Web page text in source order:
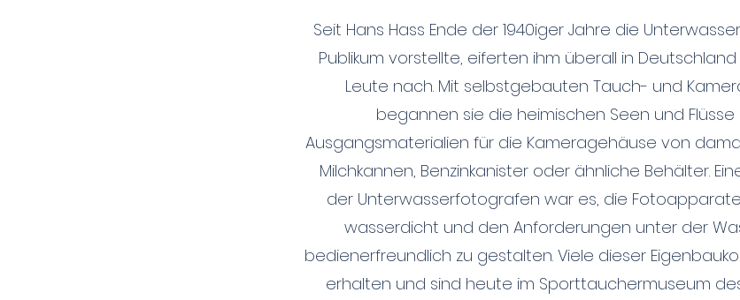
Seit Hans Hass Ende der 1940iger Jahre die
Publikum vorstellte, eiferten ihm überall in
Leute nach. Mit selbstgebauten Tauch- und
begannen sie die heimischen Seen und Flüsse
Ausgangsmaterialien für die Kameragehäuse von
Milchkannen, Benzinkanister oder ähnliche Behälter.
der Unterwasserfotografen war es, die
wasserdicht und den Anforderungen unter der
bedienerfreundlich zu gestalten. Viele dieser
erhalten und sind heute im Sporttauchermuseum